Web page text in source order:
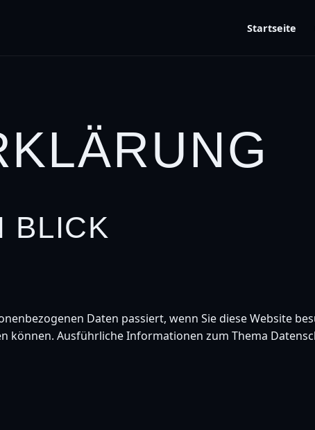
Startseite
BLICK
Daten passiert, wenn Sie diese Website
können. Ausführliche Informationen zum Thema